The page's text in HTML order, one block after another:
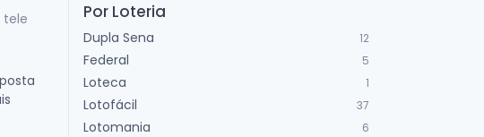
tele
Por Loteria
Dupla Sena 12
Federal 5
Loteca 1
Lotofácil 37
Lotomania 6